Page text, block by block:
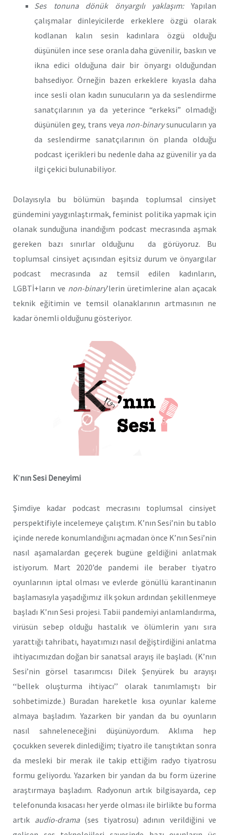
Ses tonuna dönük önyargılı yaklaşım:Yapılan
çalışmalar dinleyicilerde erkeklere özgü olarak
kodlanan kalın sesin kadınlara özgü olduğu
düşünülen ince sese oranla daha güvenilir, baskın ve
ikna edici olduğuna dair bir önyargı olduğundan
bahsediyor. Örneğin bazen erkeklere kıyasla daha
ince sesli olan kadın sunucuların ya da seslendirme
sanatçılarının ya da yeterince “erkeksi” olmadığı
düşünülen gey, trans veya non-binarysunucuların ya
da seslendirme sanatçılarının ön planda olduğu
podcast içerikleri bu nedenle daha az güvenilir ya da
ilgi çekici bulunabiliyor.
Dolayısıyla bu bölümün başında toplumsal cinsiyet
gündemini yaygınlaştırmak, feminist politika yapmak için
olanak sunduğuna inandığım podcast mecrasında aşmak
gereken bazı sınırlar olduğunu da görüyoruz. Bu
toplumsal cinsiyet açısından eşitsiz durum ve önyargılar
podcast mecrasında az temsil edilen kadınların,
LGBTİ+ların ve non-binary’lerin üretimlerine alan açacak
teknik eğitimin ve temsil olanaklarının artmasının ne
kadar önemli olduğunu gösteriyor.
K’nın Sesi Deneyimi
Şimdiye kadar podcast mecrasını toplumsal cinsiyet
perspektifiyle incelemeye çalıştım. K’nın Sesi’nin bu tablo
içinde nerede konumlandığını açmadan önce K’nın Sesi’nin
nasıl aşamalardan geçerek bugüne geldiğini anlatmak
istiyorum. Mart 2020’de pandemi ile beraber tiyatro
oyunlarının iptal olması ve evlerde gönüllü karantinanın
başlamasıyla yaşadığımız ilk şokun ardından şekillenmeye
başladı K’nın Sesi projesi. Tabii pandemiyi anlamlandırma,
virüsün sebep olduğu hastalık ve ölümlerin yanı sıra
yarattığı tahribatı, hayatımızı nasıl değiştirdiğini anlatma
ihtiyacımızdan doğan bir sanatsal arayış ile başladı. (K’nın
Sesi’nin görsel tasarımcısı Dilek Şenyürek bu arayışı
‘‘bellek oluşturma ihtiyacı’’ olarak tanımlamıştı bir
sohbetimizde.) Buradan hareketle kısa oyunlar kaleme
almaya başladım. Yazarken bir yandan da bu oyunların
nasıl sahneleneceğini düşünüyordum. Aklıma hep
çocukken severek dinlediğim; tiyatro ile tanıştıktan sonra
da mesleki bir merak ile takip ettiğim radyo tiyatrosu
formu geliyordu. Yazarken bir yandan da bu form üzerine
araştırmaya başladım. Radyonun artık bilgisayarda, cep
telefonunda kısacası her yerde olması ile birlikte bu forma
artık audio-drama(ses tiyatrosu) adının verildiğini ve